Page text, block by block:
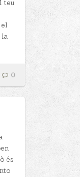
teu
la
0
és